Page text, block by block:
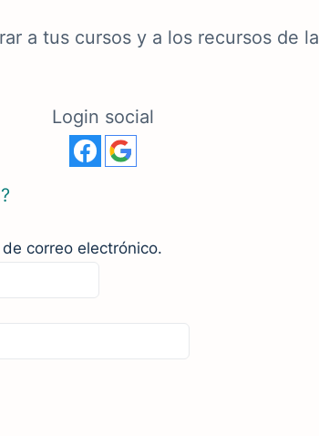
a tus cursos y a los recursos de la
Login social
correo electrónico.